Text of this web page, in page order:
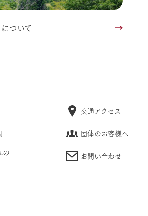
ついて
交通アクセス
団体のお客様へ
の
お問い合わせ